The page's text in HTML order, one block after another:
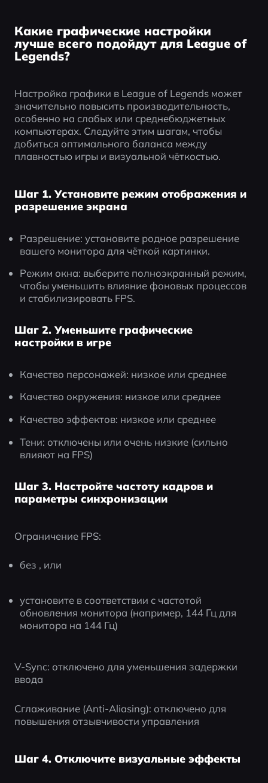
Какие графические настройки
лучше всего подойдут для League of
Legends?
Настройка графики в League of Legends может
значительно повысить производительность,
особенно на слабых или среднебюджетных
компьютерах. Следуйте этим шагам, чтобы
добиться оптимального баланса между
плавностью игры и визуальной чёткостью.
Шаг 1. Установите режим отображения и
разрешение экрана
Разрешение: установите родное разрешение
вашего монитора для чёткой картинки.
Режим окна: выберите полноэкранный режим,
чтобы уменьшить влияние фоновых процессов
и стабилизировать FPS.
Шаг 2. Уменьшите графические
настройки в игре
Качество персонажей: низкое или среднее
Качество окружения: низкое или среднее
Качество эффектов: низкое или среднее
Тени: отключены или очень низкие (сильно
влияют на FPS)
Шаг 3. Настройте частоту кадров и
параметры синхронизации
Ограничение FPS:
без , или
установите в соответствии с частотой
обновления монитора (например, 144 Гц для
монитора на 144 Гц)
V-Sync: отключено для уменьшения задержки
ввода
Сглаживание (Anti-Aliasing): отключено для
повышения отзывчивости управления
Шаг 4. Отключите визуальные эффекты